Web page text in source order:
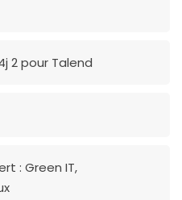
2 pour Talend
: Green IT,